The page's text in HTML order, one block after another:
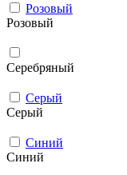
Розовый
Розовый
Серебряный
Серый
Серый
Синий
Синий